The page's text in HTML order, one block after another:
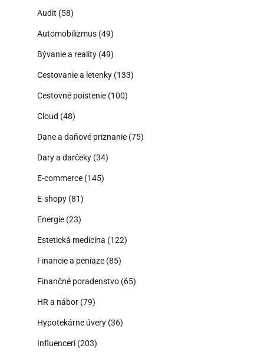
Audit (58)
Automobilizmus (49)
Bývanie a reality (49)
Cestovanie a letenky (133)
Cestovné poistenie (100)
Cloud (48)
Dane a daňové priznanie (75)
Dary a darčeky (34)
E-commerce (145)
E-shopy (81)
Energie (23)
Estetická medicína (122)
Financie a peniaze (85)
Finančné poradenstvo (65)
HR a nábor (79)
Hypotekárne úvery (36)
Influenceri (203)